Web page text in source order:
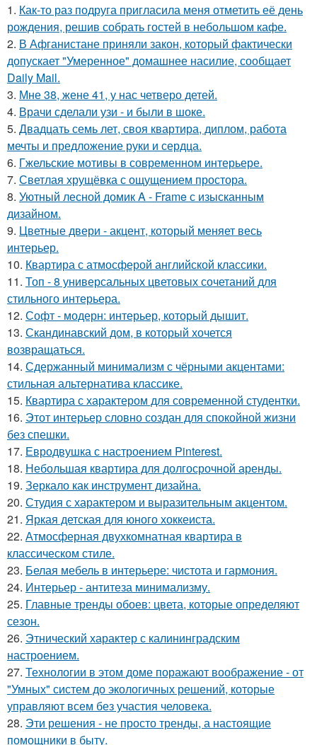
1. Как-то раз подруга пригласила меня отметить её день
рождения, решив собрать гостей в небольшом кафе.
2. В Афганистане приняли закон, который фактически
допускает "Умеренное" домашнее насилие, сообщает
Daily Mail.
3. Мне 38, жене 41, у нас четверо детей.
4. Врачи сделали узи - и были в шоке.
5. Двадцать семь лет, своя квартира, диплом, работа
мечты и предложение руки и сердца.
6. Гжельские мотивы в современном интерьере.
7. Светлая хрущёвка с ощущением простора.
8. Уютный лесной домик A - Frame с изысканным
дизайном.
9. Цветные двери - акцент, который меняет весь
интерьер.
10. Квартира с атмосферой английской классики.
11. Топ - 8 универсальных цветовых сочетаний для
стильного интерьера.
12. Софт - модерн: интерьер, который дышит.
13. Скандинавский дом, в который хочется
возвращаться.
14. Сдержанный минимализм с чёрными акцентами:
стильная альтернатива классике.
15. Квартира с характером для современной студентки.
16. Этот интерьер словно создан для спокойной жизни
без спешки.
17. Евродвушка с настроением Pinterest.
18. Небольшая квартира для долгосрочной аренды.
19. Зеркало как инструмент дизайна.
20. Студия с характером и выразительным акцентом.
21. Яркая детская для юного хоккеиста.
22. Атмосферная двухкомнатная квартира в
классическом стиле.
23. Белая мебель в интерьере: чистота и гармония.
24. Интерьер - антитеза минимализму.
25. Главные тренды обоев: цвета, которые определяют
сезон.
26. Этнический характер с калининградским
настроением.
27. Технологии в этом доме поражают воображение - от
"Умных" систем до экологичных решений, которые
управляют всем без участия человека.
28. Эти решения - не просто тренды, а настоящие
помощники в быту.